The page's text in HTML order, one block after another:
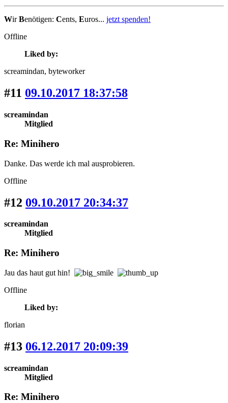
WirBenötigen: Cents, Euros... jetzt spenden!
Offline
Liked by:
screamindan, byteworker
#11 09.10.2017 18:37:58
screamindan
Mitglied
Re: Minihero
Danke. Das werde ich mal ausprobieren.
Offline
#12 09.10.2017 20:34:37
screamindan
Mitglied
Re: Minihero
Jau das haut gut hin!
Offline
Liked by:
florian
#13 06.12.2017 20:09:39
screamindan
Mitglied
Re: Minihero